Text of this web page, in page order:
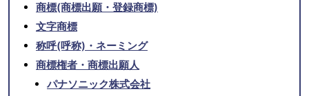
商標(商標出願・登録商標)
文字商標
称呼(呼称)・ネーミング
商標権者・商標出願人
パナソニック株式会社